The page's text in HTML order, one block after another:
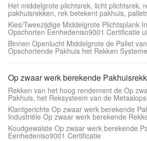
Het middelgrote plichtsrek, licht plichtsrek,
pakhuisrekken, rek betekent pakhuis,
Kies/Tweezijdige Middelgrote Plichtsplank
Opschorten Eenhedeniso9001 Certificatie
Binnen Openlucht Middelgrote de Pallet
Opschortende Pakhuis het Rekken
Op zwaar werk berekende
Rekken van het hoog rendement de Op
Pakhuis, het Reksysteem van de
Klantgerichte Op zwaar werk berekende
Industriële Op zwaar werk berekende
Koudgewalste Op zwaar werk berekende
Eenhedeniso9001 Certificatie